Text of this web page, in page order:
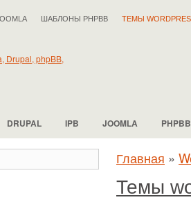
ШАБЛОНЫ PHPBB ТЕМЫ
DRUPAL IPB JOOMLA PHPBB
Главная »
Темы